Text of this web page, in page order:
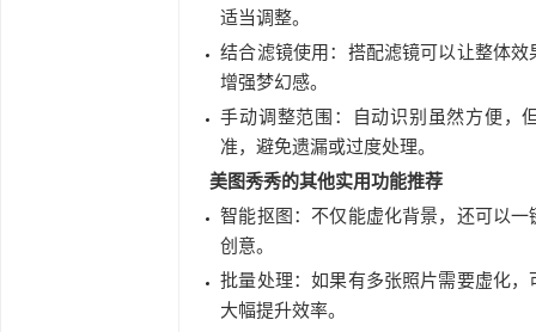
适当调整。
结合滤镜使用：搭配滤镜可以让整体
增强梦幻感。
手动调整范围：自动识别虽然方便，
准，避免遗漏或过度处理。
美图秀秀的其他实用功能推荐
智能抠图：不仅能虚化背景，还可以
创意。
批量处理：如果有多张照片需要虚化
大幅提升效率。